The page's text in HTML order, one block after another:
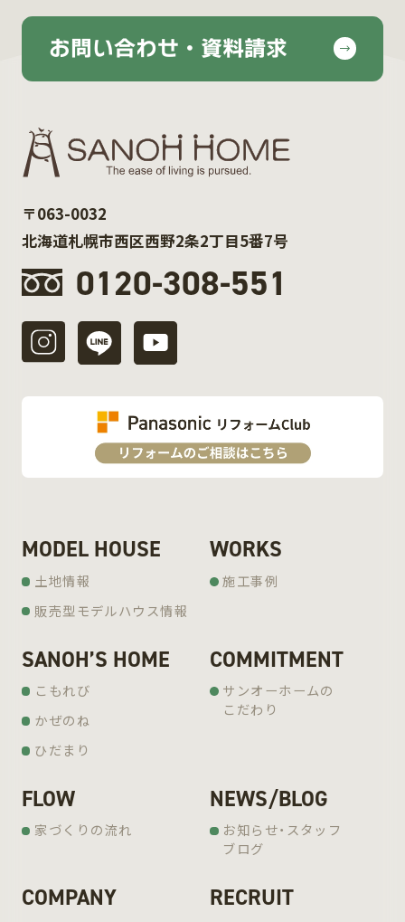
お問い合わせ・資料請求
〒063-0032
北海道札幌市西区西野2条2丁目5番7号
0120-308-551
MODEL HOUSE
土地情報
販売型モデルハウス情報
WORKS
施工事例
SANOH’S HOME
こもれび
かぜのね
ひだまり
COMMITMENT
サンオーホームの
こだわり
FLOW
家づくりの流れ
NEWS/BLOG
お知らせ・スタッフ
ブログ
COMPANY RECRUIT